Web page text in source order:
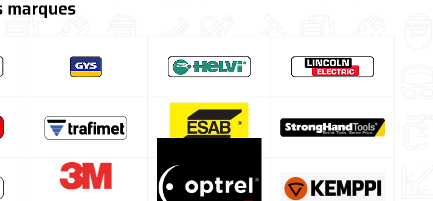
marques